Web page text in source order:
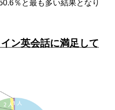
％と最も多い結果となり
ン英会話に満足して